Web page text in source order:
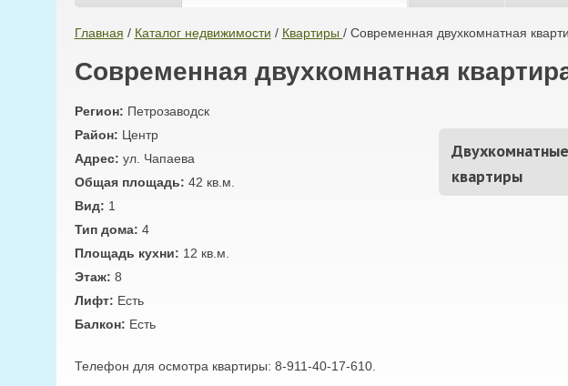
Главная / Каталог недвижимости / Квартиры / Современная двухкомнатная
Современная двухкомнатная
Регион: Петрозаводск
Район: Центр
Адрес: ул. Чапаева
Общая площадь: 42 кв.м.
Вид: 1
Тип дома: 4
Площадь кухни: 12 кв.м.
Этаж: 8
Лифт: Есть
Балкон: Есть
Двухкомнатные
квартиры
Телефон для осмотра квартиры: 8-911-40-17-610.